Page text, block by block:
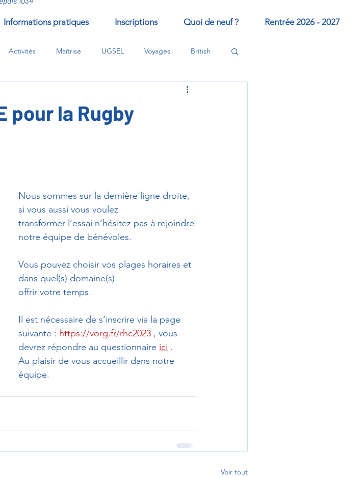
Informations pratiques Inscriptions Quoi de neuf ? Rentrée 2026 - 2027
Activités Maîtrise UGSEL Voyages British
pour la Rugby
Nous sommes sur la dernière ligne droite,
si vous aussi vous voulez
transformer l’essai n’hésitez pas à rejoindre
notre équipe de bénévoles.
Vous pouvez choisir vos plages horaires et
dans quel(s) domaine(s)
offrir votre temps.
Il est nécessaire de s’inscrire via la page
suivante : https://vorg.fr/rhc2023 , vous
devrez répondre au questionnaire ici .
Au plaisir de vous accueillir dans notre
équipe.
Voir tout